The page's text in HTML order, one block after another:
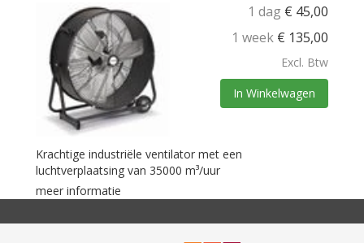
1 dag € 45,00
1 week € 135,00
Excl. Btw
In Winkelwagen
Krachtige industriële ventilator met een
luchtverplaatsing van 35000 m³/uur
meer informatie